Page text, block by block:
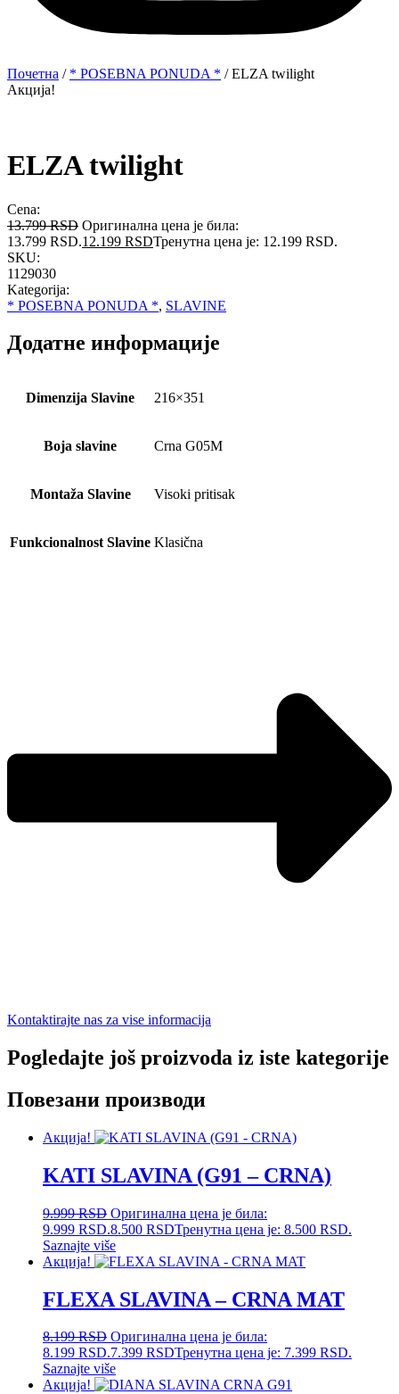
Почетна / * POSEBNA PONUDA * / ELZA twilight
Акција!
ELZA twilight
Cena:
13.799RSD Оригинална цена је била:
13.799 RSD.12.199 RSDТренутна цена је: 12.199 RSD.
SKU:
1129030
Kategorija:
* POSEBNA PONUDA *, SLAVINE
Додатне информације
Dimenzija Slavine 216×351
Boja slavine Crna G05M
Montaža Slavine Visoki pritisak
Funkcionalnost Slavine Klasična
Kontaktirajte nas za vise informacija
Pogledajte još proizvoda iz iste kategorije
Повезани производи
Акција!
KATI SLAVINA (G91 – CRNA)
9.999RSD Оригинална цена је била:
9.999 RSD.8.500 RSDТренутна цена је: 8.500 RSD.
Saznajte više
Акција!
FLEXA SLAVINA – CRNA MAT
8.199RSD Оригинална цена је била:
8.199 RSD.7.399 RSDТренутна цена је: 7.399 RSD.
Saznajte više
Акција!